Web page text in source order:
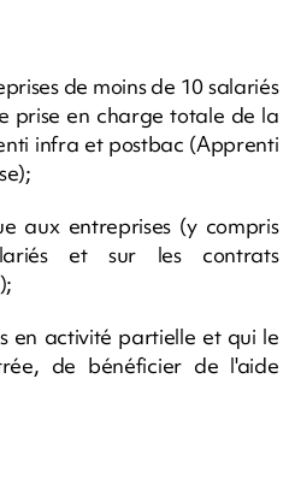
de moins de 10 salariés
prise en charge totale de la
infra et postbac (Apprenti
aux entreprises (y compris
et sur les contrats
en activité partielle et qui le
de bénéficier de l'aide